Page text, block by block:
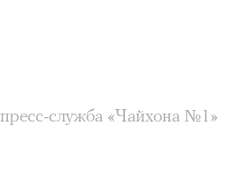
пресс-служба «Чайхона №1»